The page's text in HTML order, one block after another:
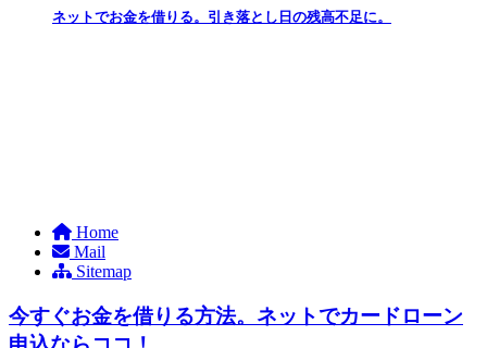
ネットでお金を借りる。引き落とし日の残高不足に。
Home
Mail
Sitemap
今すぐお金を借りる方法。ネットでカードローン